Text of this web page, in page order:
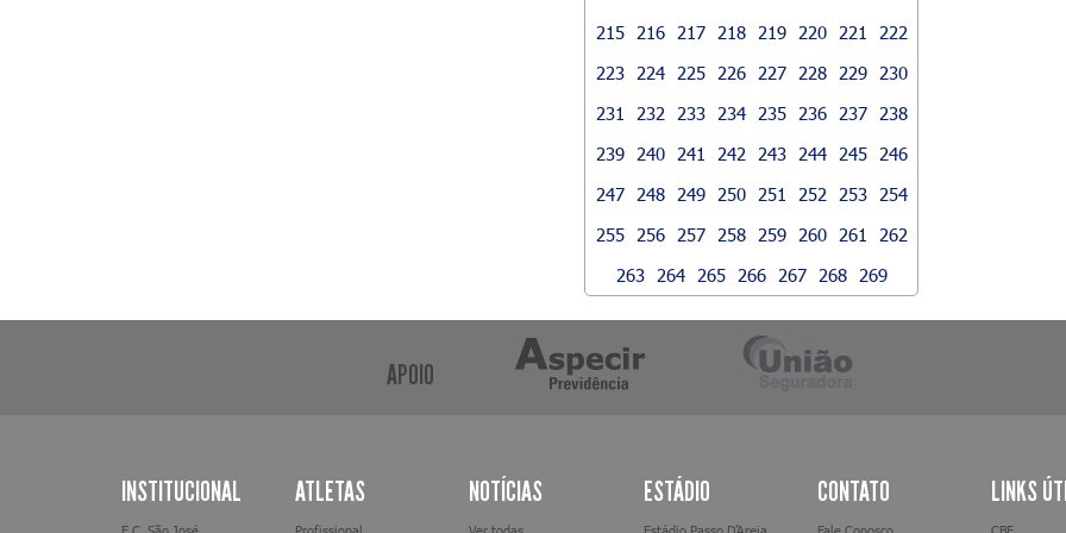
215
216 217 218 219 220 221
222
223
224 225 226 227 228 229
230
231
232 233 234 235 236 237
238
239
240 241 242 243 244 245
246
247
248 249 250 251 252 253
254
255
256 257 258 259 260 261
262
263
264 265 266 267 268 269
APOIO
INSTITUCIONAL
E.C. São José
ATLETAS
Profissional
NOTÍCIAS
Ver todas
ESTÁDIO
Estádio Passo D’Areia
CONTATO
Fale Conosco
LINKS
CBF